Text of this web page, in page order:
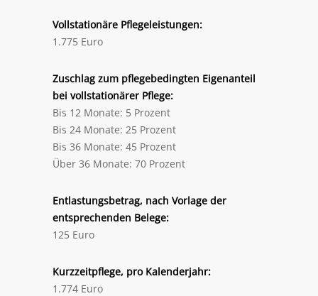
Vollstationäre Pflegeleistungen:
1.775 Euro
Zuschlag zum pflegebedingten Eigenanteil
bei vollstationärer Pflege:
Bis 12 Monate: 5 Prozent
Bis 24 Monate: 25 Prozent
Bis 36 Monate: 45 Prozent
Über 36 Monate: 70 Prozent
Entlastungsbetrag, nach Vorlage der
entsprechenden Belege:
125 Euro
Kurzzeitpflege, pro Kalenderjahr:
1.774 Euro